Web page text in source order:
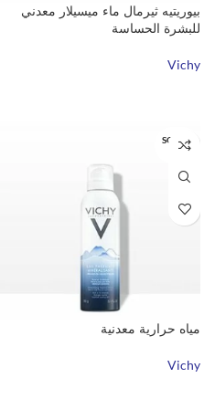
بيوريتيه ثيرمال ماء ميسيلار معدني
للبشرة الحساسة
Vichy
SOLD O
UT
مياه حرارية معدنية
Vichy